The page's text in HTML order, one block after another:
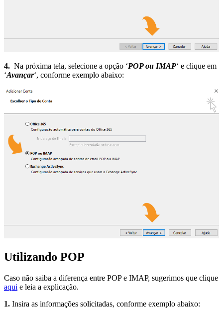
4. Na próxima tela, selecione a opção ‘POP ou IMAP‘ e clique em
‘Avançar‘, conforme exemplo abaixo:
Utilizando POP
Caso não saiba a diferença entre POP e IMAP, sugerimos que clique
aqui e leia a explicação.
1. Insira as informações solicitadas, conforme exemplo abaixo: